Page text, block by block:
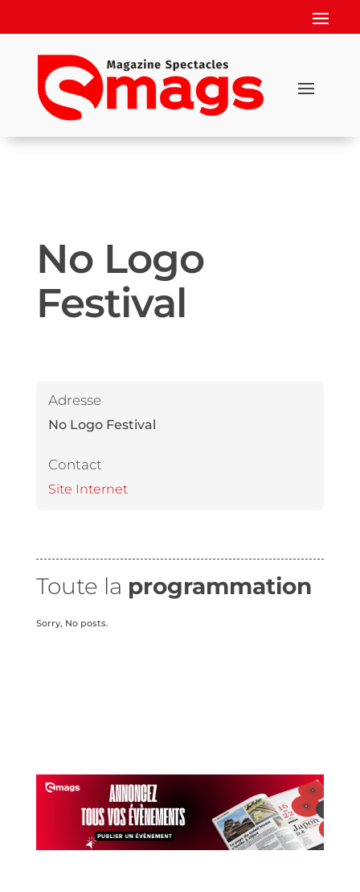
No Logo
Festival
Adresse
No Logo Festival
Contact
Site Internet
Toute la programmation
Sorry, No posts.